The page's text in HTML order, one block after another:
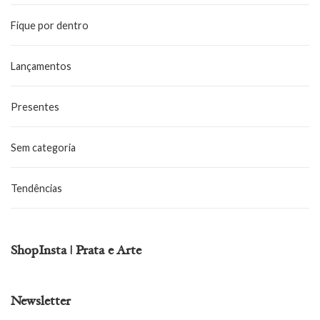
Fique por dentro
Lançamentos
Presentes
Sem categoria
Tendências
ShopInsta | Prata e Arte
Newsletter